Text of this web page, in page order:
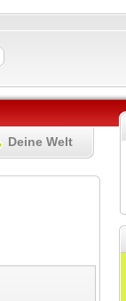
Deine Welt